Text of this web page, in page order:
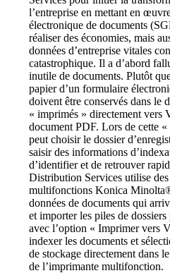
l’entreprise en mettant en
électronique de documents
réaliser des économies, mais
données d’entreprise vitales
catastrophique. Il a d’abord
inutile de documents. Plutôt
papier d’un formulaire
doivent être conservés dans le
« imprimés » directement vers
document PDF. Lors de cette
peut choisir le dossier
saisir des informations
d’identifier et de retrouver
Distribution Services utilise
multifonctions Konica
données de documents qui
et importer les piles de
avec l’option « Imprimer vers
indexer les documents et
de stockage directement dans
de l’imprimante multifonction.